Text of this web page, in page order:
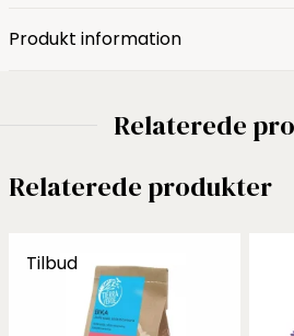
Produkt information
Relaterede
Relaterede produkter
Tilbud